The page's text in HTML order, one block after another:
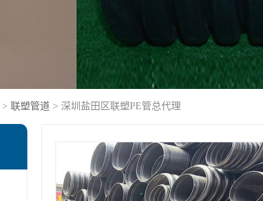
> 联塑管道 > 深圳盐田区联塑PE管总代理